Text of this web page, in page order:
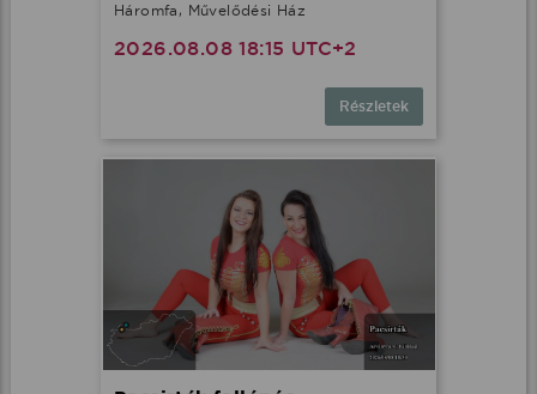
Háromfa, Művelődési Ház
2026.08.08 18:15 UTC+2
Részletek